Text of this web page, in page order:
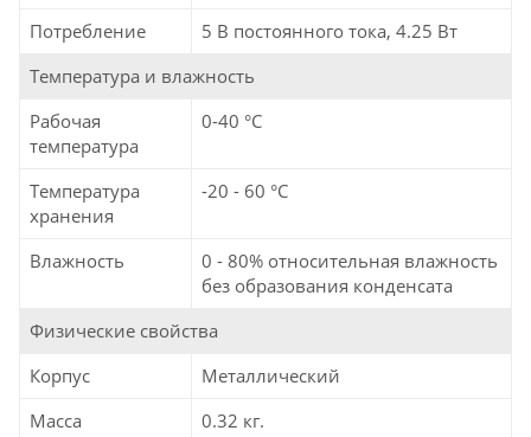
Потребление
5 В постоянного тока, 4.25 Вт
Температура и влажность
Рабочая
температура
0-40 °C
Температура
хранения
-20 - 60 °C
Влажность
0 - 80% относительная влажность
без образования конденсата
Физические свойства
Корпус
Металлический
Масса
0.32 кг.